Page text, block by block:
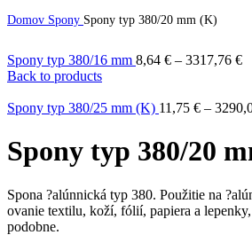
Domov Spony Spony typ 380/20 mm (K)
Spony typ 380/16 mm 8,64 € – 3317,76 €
Back to products
Spony typ 380/25 mm (K) 11,75 € –
Spony typ 380/20
Spona ?alúnnická typ 380. Použitie na
ovanie textilu, koží, fólií, papiera a
podobne.